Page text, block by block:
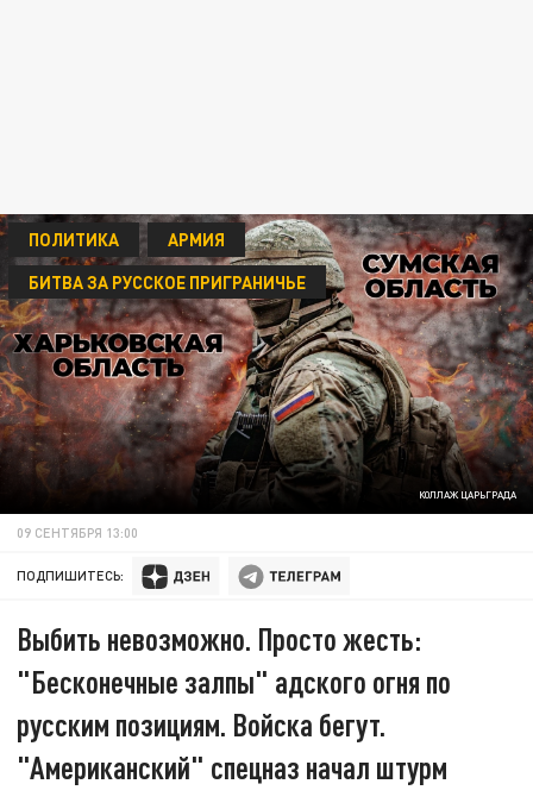
КОЛЛАЖ ЦАРЬГРАДА
ПОЛИТИКА
АРМИЯ
БИТВА ЗА РУССКОЕ ПРИГРАНИЧЬЕ
09 СЕНТЯБРЯ 13:00
ПОДПИШИТЕСЬ:
Выбить невозможно. Просто жесть:
"Бесконечные залпы" адского огня по
русским позициям. Войска бегут.
"Американский" спецназ начал штурм